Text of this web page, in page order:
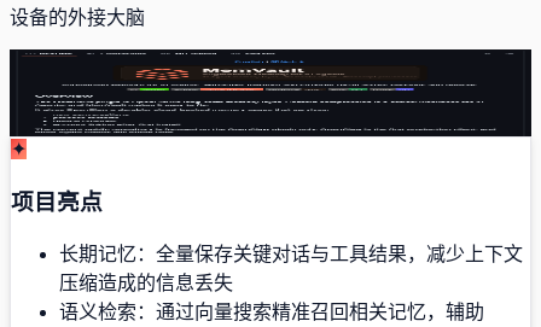
设备的外接大脑
点击查看
点击查看
✦
项目亮点
长期记忆：全量保存关键对话与工具结果，减少上下文
压缩造成的信息丢失
语义检索：通过向量搜索精准召回相关记忆，辅助